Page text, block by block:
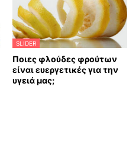
SLIDER
Ποιες φλούδες φρούτων
είναι ευεργετικές για την
υγειά μας;